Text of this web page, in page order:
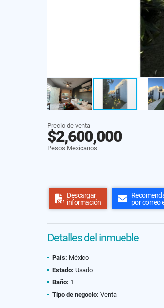
Precio de venta
$2,600,000
Pesos Mexicanos
Descargar
información
por correo
Detalles del inmueble
País: México
Estado: Usado
Baño: 1
Tipo de negocio: Venta